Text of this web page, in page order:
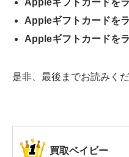
Appleギフトカードを
Appleギフトカードを
是非、最後までお読みくだ
買取ベイビー